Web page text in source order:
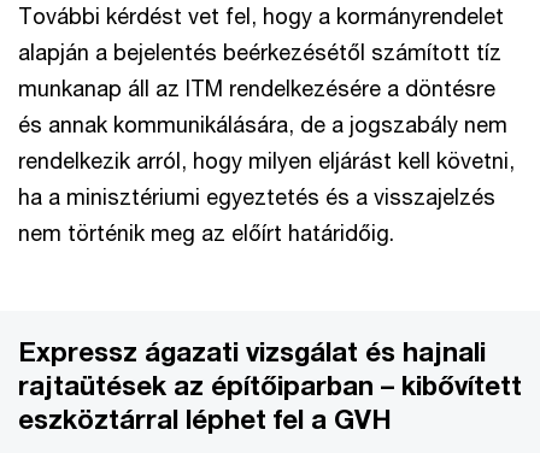
További kérdést vet fel, hogy a kormányrendelet
alapján a bejelentés beérkezésétől számított tíz
munkanap áll az ITM rendelkezésére a döntésre
és annak kommunikálására, de a jogszabály nem
rendelkezik arról, hogy milyen eljárást kell követni,
ha a minisztériumi egyeztetés és a visszajelzés
nem történik meg az előírt határidőig.
Expressz ágazati vizsgálat és hajnali
rajtaütések az építőiparban – kibővített
eszköztárral léphet fel a GVH